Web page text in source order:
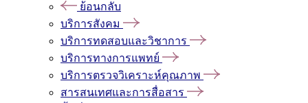
ย้อนกลับ
บริการสังคม
บริการทดสอบและวิชาการ
บริการทางการแพทย์
บริการตรวจวิเคราะห์คุณภาพ
สารสนเทศและการสื่อสาร